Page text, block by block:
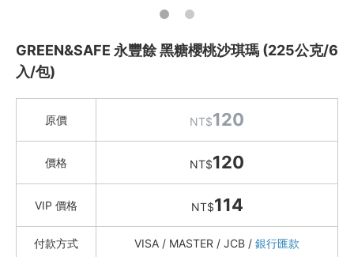
關於愛飯團
合作與廣告
媒體推薦與報導
隱私保護
資訊安全
GREEN&SAFE 永豐餘 黑糖櫻桃沙琪瑪 (225公克/6
入/包)
原價 NT$120
價格 NT$120
VIP 價格 NT$114
付款方式 VISA / MASTER / JCB / 銀行匯款